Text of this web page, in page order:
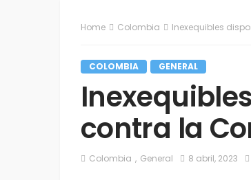
Home Colombia Inexequibles
COLOMBIA GENERAL
contra la
Colombia General 8 abril, 2023